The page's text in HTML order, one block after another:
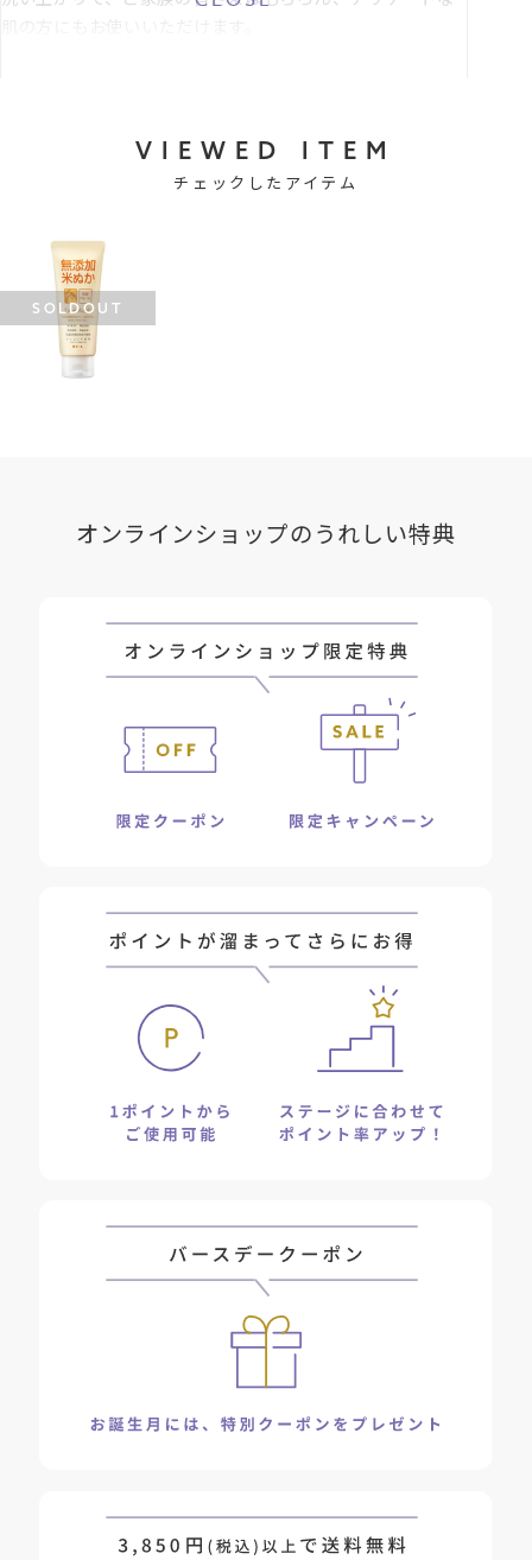
VIEWED ITEM
チェックしたアイテム
SOLDOUT
オンラインショップのうれしい特典